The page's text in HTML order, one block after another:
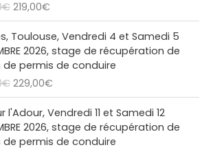
t
a
i
t
2
9
,
0
t
:
2
1
,
0
€
.
t
i
a
l
é
t
a
i
t
u
e
l
e
s
t
:
2
1
€ i
x
i
n
i
t
i
a
l
é
219,00€i
x
a
c
t
u
e
l
e
s
Toulouse, Vendredi 4 et Samedi 5
2026, stage de récupération de
permis de conduire
€
L
e
p
r
i
x
i
n
i
229,00€
e
p
r
i
x
a
c
t
l'Adour, Vendredi 11 et Samedi 12
2026, stage de récupération de
permis de conduire